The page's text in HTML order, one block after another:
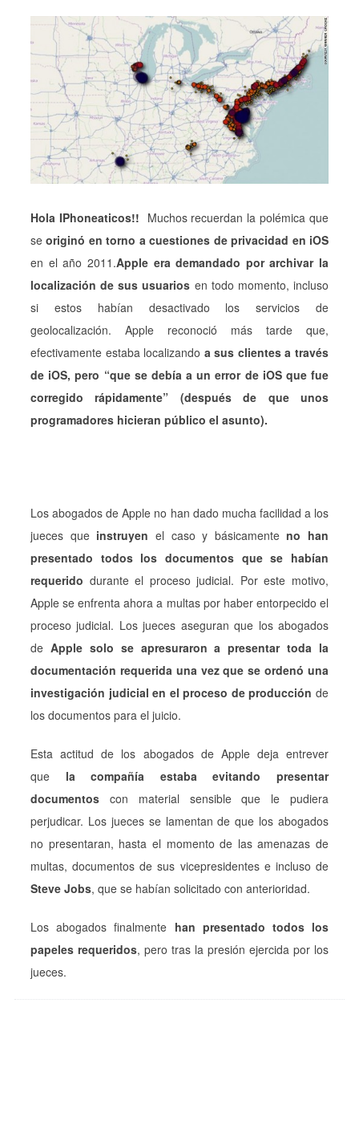
Hola IPhoneaticos!! Muchos recuerdan la polémica que
seoriginó en torno a cuestiones de privacidad en iOS
en el año 2011.Apple era demandado por archivar la
localización de sus usuarios en todo momento, incluso
si estos habían desactivado los servicios de
geolocalización. Apple reconoció más tarde que,
efectivamente estaba localizando a sus clientes a través
de iOS, pero “que se debía a un error de iOS que fue
corregido rápidamente” (después de que unos
programadores hicieran público el asunto).
Los abogados de Apple no han dado mucha facilidad a los
jueces que instruyen el caso y básicamente no han
presentado todos los documentos que se habían
requerido durante el proceso judicial. Por este motivo,
Apple se enfrenta ahora a multas por haber entorpecido el
proceso judicial. Los jueces aseguran que los abogados
de Apple solo se apresuraron a presentar toda la
documentación requerida una vez que se ordenó una
investigación judicial en el proceso de producción de
los documentos para el juicio.
Esta actitud de los abogados de Apple deja entrever
que la compañía estaba evitando presentar
documentos con material sensible que le pudiera
perjudicar. Los jueces se lamentan de que los abogados
no presentaran, hasta el momento de las amenazas de
multas, documentos de sus vicepresidentes e incluso de
Steve Jobs, que se habían solicitado con anterioridad.
Los abogados finalmente han presentado todos los
papeles requeridos, pero tras la presión ejercida por los
jueces.